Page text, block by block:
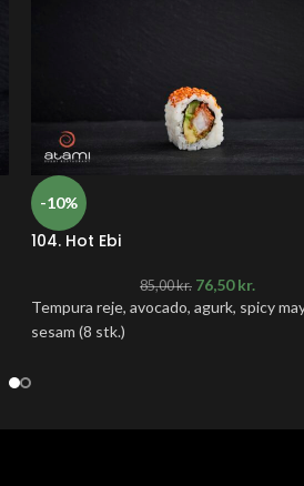
-10%
104. Hot Ebi
85,00kr. 76,50kr.
Tempura reje, avocado, agurk, spicy
sesam (8 stk.)